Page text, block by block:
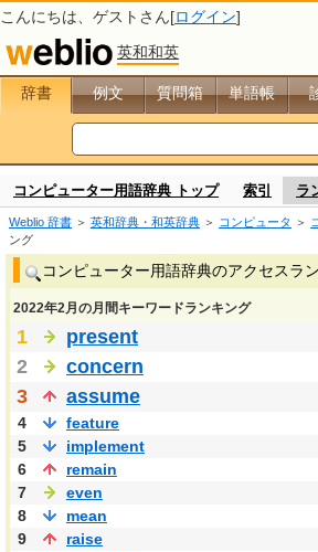
こんにちは、 ゲスト さん[ログイン]
英和和英
辞書 例文 質問箱 単語帳
コンピューター用語辞典 トップ 索引 ラ
Weblio 辞書 ＞ 英和辞典・和英辞典 ＞ コンピュータ ＞
ング
コンピューター用語辞典のアクセスラ
2022年2月の月間キーワードランキング
1
present
2
concern
3
assume
4
feature
5
implement
6
remain
7
even
8
mean
9
raise